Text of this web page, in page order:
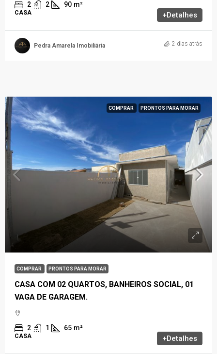
2 2 90 m²
CASA +Detalhes
Pedra Amarela Imobiliária 2 dias atrás
COMPRAR PRONTOS PARA MORAR
COMPRAR PRONTOS PARA MORAR
CASA COM 02 QUARTOS, BANHEIROS SOCIAL, 01
VAGA DE GARAGEM.
2 1 65 m²
CASA +Detalhes